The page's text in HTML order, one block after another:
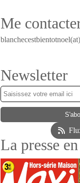
Me
Newsletter
La presse